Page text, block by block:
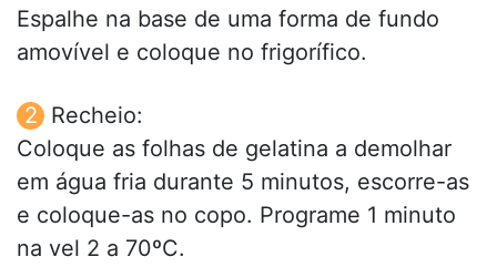
Espalhe na base de uma forma de fundo
amovível e coloque no frigorífico.
Recheio:
Coloque as folhas de gelatina a demolhar
em água fria durante 5 minutos, escorre-as
e coloque-as no copo. Programe 1 minuto
na vel 2 a 70ºC.